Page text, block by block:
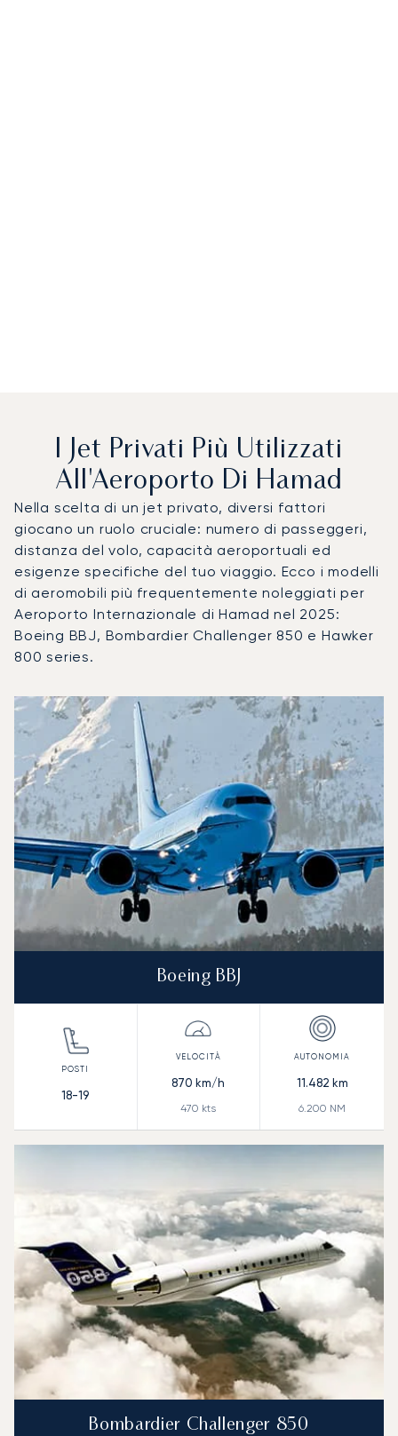
I Jet Privati Più Utilizzati
All'Aeroporto Di Hamad
Nella scelta di un jet privato, diversi fattori
giocano un ruolo cruciale: numero di passeggeri,
distanza del volo, capacità aeroportuali ed
esigenze specifiche del tuo viaggio. Ecco i modelli
di aeromobili più frequentemente noleggiati per
Aeroporto Internazionale di Hamad nel 2025:
Boeing BBJ, Bombardier Challenger 850 e Hawker
800 series.
Foto dell'aeromobile
Modello di aeromobile
Posti
Velocità (km/h)
Velocità (nodi)
Autonomia
Autonomia (NM)
Boeing BBJ
18-19
870 km/h
470 kts
11.482 km
6.200 NM
Bombardier Challenger 850